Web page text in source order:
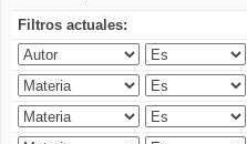
Filtros actuales: